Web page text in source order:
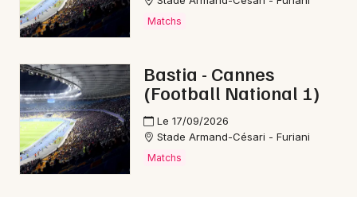
Actus en Haute-Corse
Magazine en Haute-Corse
Matchs
Bastia - Cannes
(Football National 1)
Le 17/09/2026
Stade Armand-Césari - Furiani
Matchs